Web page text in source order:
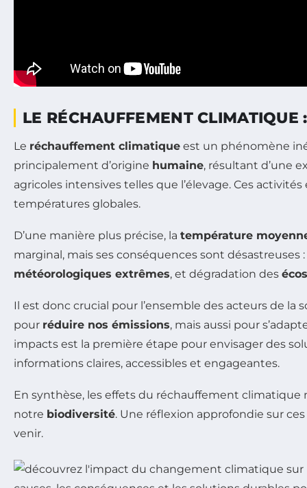
LE RÉCHAUFFEMENT
Le réchauffement climatique est un phénomène
principalement d’origine humaine, résultant d’une
agricoles intensives telles que l’élevage. Ces
températures globales.
D’une manière plus précise, la température
marginal, mais ses conséquences sont désastreuses
météorologiques extrêmes, et dégradation des
Il est donc crucial pour l’ensemble des acteurs de la
pour réduire nos émissions, mais aussi pour
impacts est la première étape pour envisager des
informations claires, accessibles et engageantes.
En synthèse, les effets du réchauffement climatique
notre biodiversité. Une réflexion approfondie sur
venir.